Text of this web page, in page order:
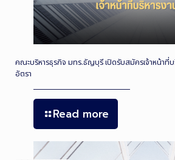
คณะบริหารธุรกิจ มทร.ธัญบุรี เปิดรับสมัครเจ้าหน้าที่บ
อัตรา
Read more